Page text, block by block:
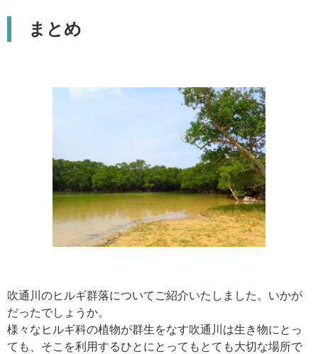
まとめ
吹通川のヒルギ群落についてご紹介いたしました。いかが
だったでしょうか。
様々なヒルギ科の植物が群生をなす吹通川は生き物にとっ
ても、そこを利用するひとにとってもとても大切な場所で